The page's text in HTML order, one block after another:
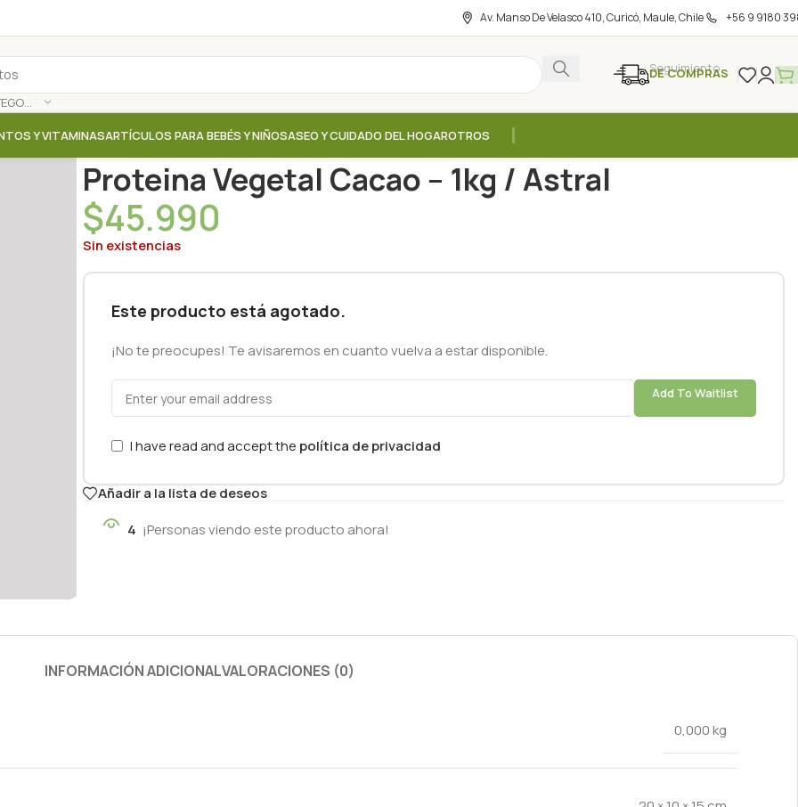
Av. Manso De Velasco 410, Curicó, Maule, Chile +56 9 9180
SELECCIONAR CATEGORÍA
Seguimiento
DE COMPRAS
Y VITAMINASARTÍCULOS PARA BEBÉS Y NIÑOSASEO Y CUIDADO DEL HOGAROTROS
Proteina Vegetal Cacao – 1kg / Astral
$45.990
Sin existencias
Este producto está agotado.
¡No te preocupes! Te avisaremos en cuanto vuelva a estar disponible.
Add To Waitlist
I have read and accept the política de privacidad
Añadir a la lista de deseos
4 ¡Personas viendo este producto ahora!
INFORMACIÓN ADICIONALVALORACIONES (0)
0,000 kg